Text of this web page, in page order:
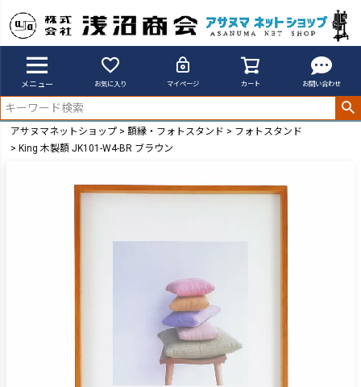
メニュー お気に入り マイページ カート お問い合わせ
アサヌマネットショップ 額縁・フォトスタンド
フォトスタンド
King 木製額 JK101-W4-BR ブラウン